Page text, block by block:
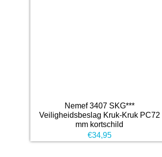
Nemef 3407 SKG***
Veiligheidsbeslag Kruk-Kruk PC72
mm kortschild
€34,95